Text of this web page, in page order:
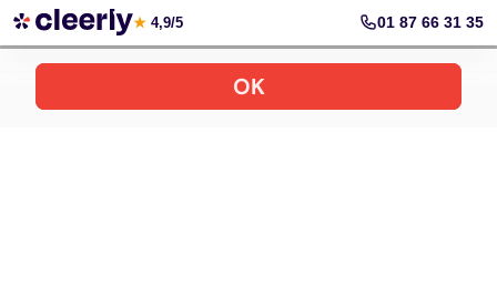
Votre simulation gratuite et personnalisée
★ 4,9/5 01 87 66 31 35